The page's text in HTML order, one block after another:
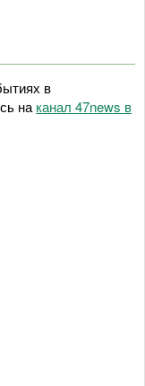
в
на канал 47news в